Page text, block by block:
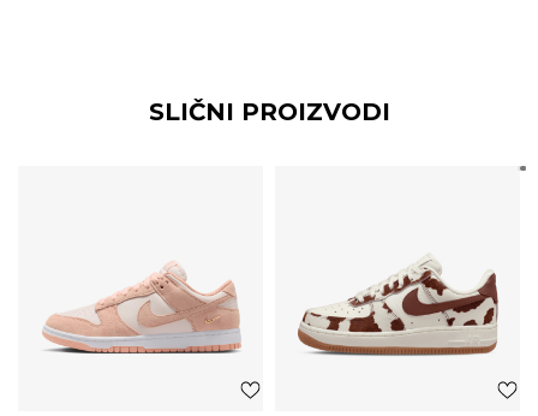
SLIČNI PROIZVODI